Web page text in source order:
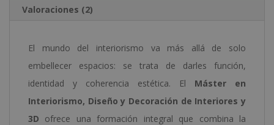
Valoraciones (2)
El mundo del interiorismo va más allá de solo
embellecer espacios: se trata de darles función,
identidad y coherencia estética. El Máster en
Interiorismo, Diseño y Decoración de Interiores y
3D ofrece una formación integral que combina la